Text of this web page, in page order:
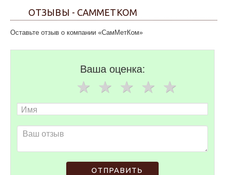
ОТЗЫВЫ - САММЕТКОМ
Оставьте отзыв о компании «СамМетКом»
Ваша оценка:
ОТПРАВИТЬ